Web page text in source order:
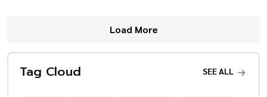
Load More
Tag Cloud SEE ALL